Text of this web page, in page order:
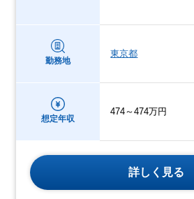
勤務地
東京都
想定年収
474～474万円
詳しく見る